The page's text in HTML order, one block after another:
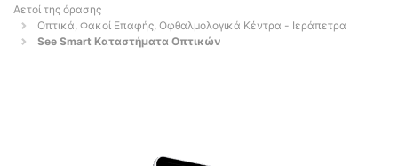
Αετοί της όρασης
Οπτικά, Φακοί Επαφής, Οφθαλμολογικά Κέντρα - Ιεράπετρα
See Smart Καταστήματα Οπτικών